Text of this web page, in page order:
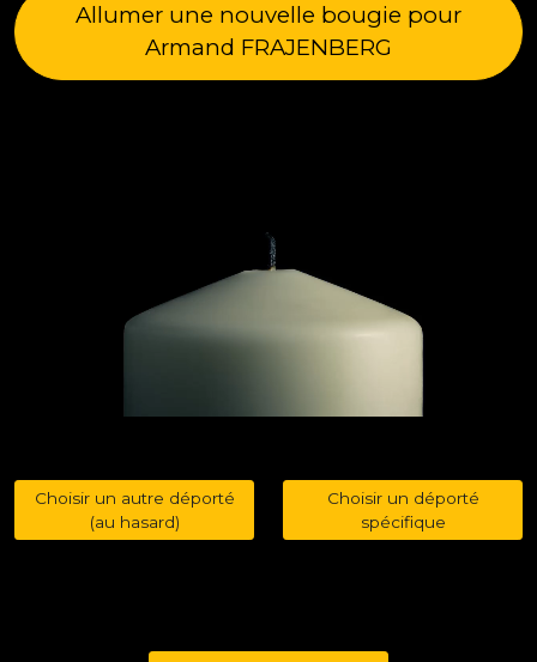
Allumer une nouvelle bougie pour
Armand FRAJENBERG
Choisir un autre déporté
(au hasard)
Choisir un déporté
spécifique